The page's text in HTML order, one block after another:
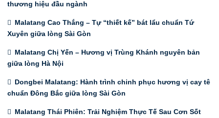
thương hiệu đầu ngành
Malatang Cao Thắng – Tự “thiết kế” bát lẩu chuẩn Tứ
Xuyên giữa lòng Sài Gòn
Malatang Chị Yến – Hương vị Trùng Khánh nguyên bản
giữa lòng Hà Nội
Dongbei Malatang: Hành trình chinh phục hương vị cay tê
chuẩn Đông Bắc giữa lòng Sài Gòn
Malatang Thái Phiên: Trải Nghiệm Thực Tế Sau Cơn Sốt